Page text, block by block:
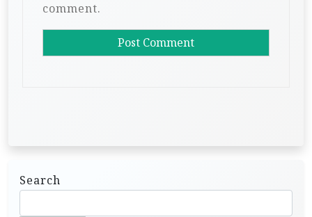
comment.
Search